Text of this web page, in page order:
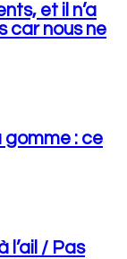
et il n’a
car nous ne
gomme : ce
l’ail / Pas